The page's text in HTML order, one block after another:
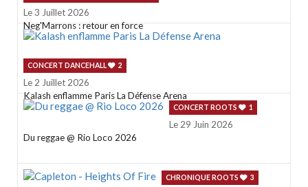
Le 3 Juillet 2026
Neg'Marrons : retour en force
CONCERT DANCEHALL 2
Le 2 Juillet 2026
Kalash enflamme Paris La Défense Arena
CONCERT ROOTS 1
Le 29 Juin 2026
Du reggae @ Rio Loco 2026
CHRONIQUE ROOTS 3